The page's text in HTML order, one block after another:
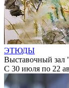
ЭТЮДЫ
Выставочный зал
С 30 июля по 22